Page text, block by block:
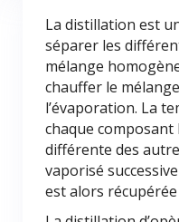
La distillation est
séparer les
mélange
chauffer le
l’évaporation. La
chaque
différente des
vaporisé
est alors